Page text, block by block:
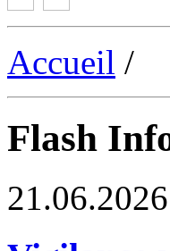
Accueil /
Flash
21.06.2026